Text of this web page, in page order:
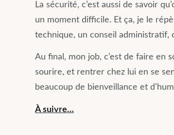
La sécurité, c’est aussi de savoir
un moment difficile. Et ça, je le
technique, un conseil administratif,
Au final, mon job, c’est de faire en
sourire, et rentrer chez lui en se
beaucoup de bienveillance et
À suivre…